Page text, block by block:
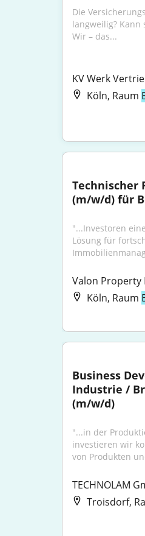
Die
langweilig? Kann
Wir – das...
KV Werk
Köln, Raum
Technischer
(m/w/d) für
"...Investoren
Lösung für
Valon Property
Köln, Raum
Business
Industrie /
(m/w/d)
"...in der
investieren wir
von Produkten
TECHNOLAM
Troisdorf,